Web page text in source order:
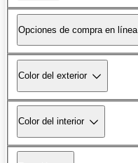
Opciones de compra en línea
Color del exterior
Color del interior